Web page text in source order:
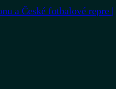
a České fotbalové repre |